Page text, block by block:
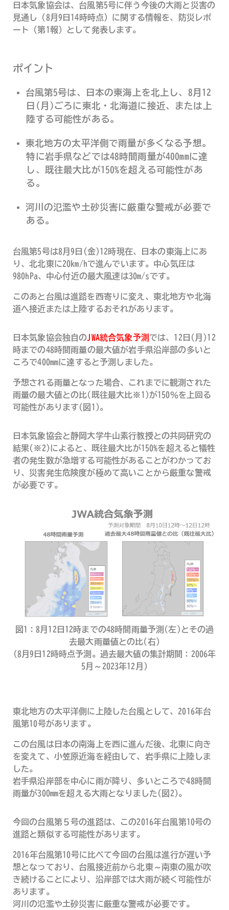
日本気象協会は、台風第5号に伴う今後の大雨と災害の
見通し（8月9日14時時点）に関する情報を、防災レポ
ート（第1報）として発表します。
ポイント
台風第5号は、日本の東海上を北上し、8月12
日(月)ごろに東北・北海道に接近、または上
陸する可能性がある。
東北地方の太平洋側で雨量が多くなる予想。
特に岩手県などでは48時間雨量が400mmに達
し、既往最大比が150%を超える可能性があ
る。
河川の氾濫や土砂災害に厳重な警戒が必要で
ある。
台風第5号は8月9日(金)12時現在、日本の東海上にあ
り、北北東に20km/hで進んでいます。中心気圧は
980hPa、中心付近の最大風速は30m/sです。
このあと台風は進路を西寄りに変え、東北地方や北海
道へ接近または上陸するおそれがあります。
日本気象協会独自のJWA統合気象予測 では、12日(月)12
時までの48時間雨量の最大値が岩手県沿岸部の多いと
ころで400mmに達すると予測しました。
予想される雨量となった場合、これまでに観測された
雨量の最大値との比(既往最大比※1)が150％を上回る
可能性があります(図1)。
日本気象協会と静岡大学牛山素行教授との共同研究の
結果(※2)によると、既往最大比が150%を超えると犠牲
者の発生数が急増する可能性があることがわかってお
り、災害発生危険度が極めて高いことから厳重な警戒
が必要です。
図1：8月12日12時までの48時間雨量予測(左)とその過
去最大雨量値との比(右)
(8月9日12時時点予測。過去最大値の集計期間：2006年
5月～2023年12月)
東北地方の太平洋側に上陸した台風として、2016年台
風第10号があります。
この台風は日本の南海上を西に進んだ後、北東に向き
を変えて、小笠原近海を経由して、岩手県に上陸しま
した。
岩手県沿岸部を中心に雨が降り、多いところで48時間
雨量が300mmを超える大雨となりました(図2)。
今回の台風第５号の進路は、この2016年台風第10号の
進路と類似する可能性があります。
2016年台風第10号に比べて今回の台風は進行が遅い予
想となっており、台風接近前から北東～南東の風が吹
き続けることにより、沿岸部では大雨が続く可能性が
あります。
河川の氾濫や土砂災害に厳重な警戒が必要です。